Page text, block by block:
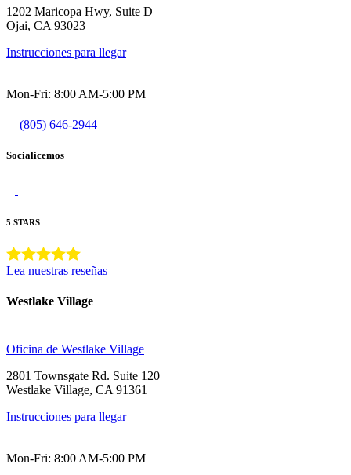
1202 Maricopa Hwy, Suite D
Ojai, CA 93023
Instrucciones para llegar
Mon-Fri: 8:00 AM-5:00 PM
(805) 646-2944
Socialicemos
5 STARS
Lea nuestras reseñas
Westlake Village
Oficina de Westlake Village
2801 Townsgate Rd. Suite 120
Westlake Village, CA 91361
Instrucciones para llegar
Mon-Fri: 8:00 AM-5:00 PM